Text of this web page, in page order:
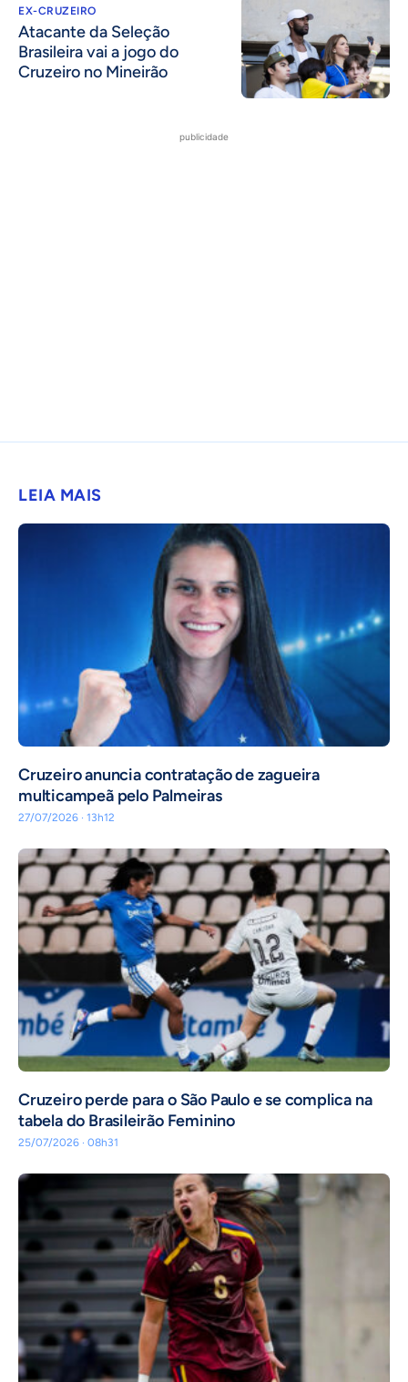
EX-CRUZEIRO
Atacante da Seleção
Brasileira vai a jogo do
Cruzeiro no Mineirão
publicidade
LEIA MAIS
Cruzeiro anuncia contratação de zagueira
multicampeã pelo Palmeiras
27/07/2026 · 13h12
Cruzeiro perde para o São Paulo e se complica na
tabela do Brasileirão Feminino
25/07/2026 · 08h31